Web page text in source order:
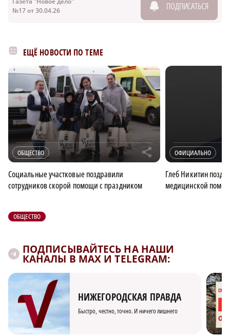
№17 от 30.04.26
ПОДПИСАТЬСЯ
ЕЩЁ НОВОСТИ ПО ТЕМЕ
ОБЩЕСТВО r
Социальные участковые поздравили
сотрудников скорой помощи с праздником
ОФИЦИАЛЬНО
Глеб Никитин
медицинской
ОБЩЕСТВО
ПОДПИСЫВАЙТЕСЬ НА НАШИ
КАНАЛЫ В MAX И TELEGRAM:
НИЖЕГОРОДСКАЯ ПРАВДА
Быстро, честно, точно. И ничего лишнего